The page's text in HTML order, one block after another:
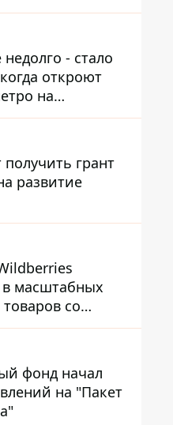
– мог
взрыва в
- стало
откроют
на
грант
развитие
масштабных
со
фонд начал
на "Пакет